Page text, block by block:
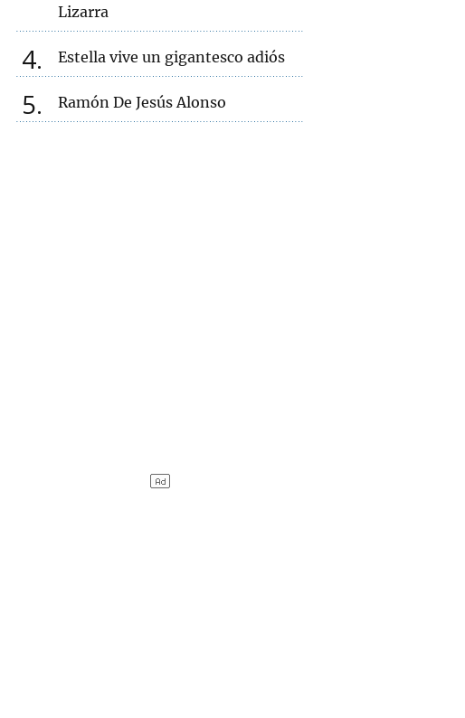
Lizarra
4 Estella vive un gigantesco adiós
5 Ramón De Jesús Alonso